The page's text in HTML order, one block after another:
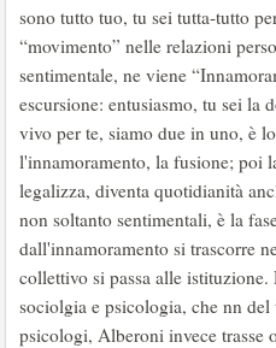
sono tutto tuo, tu sei tutta-tutto
“movimento” nelle relazioni
sentimentale, ne viene
escursione: entusiasmo, tu sei la
vivo per te, siamo due in uno, è
l'innamoramento, la fusione; poi
legalizza, diventa quotidianità
non soltanto sentimentali, è la
dall'innamoramento si trascorre
collettivo si passa alle
sociolgia e psicologia, che nn
psicologi, Alberoni invece trasse